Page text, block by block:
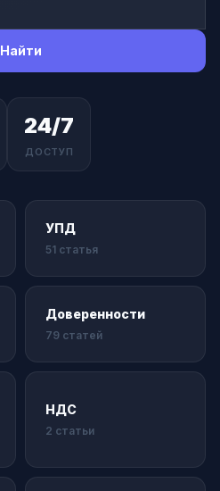
Найти
24/7
ДОСТУП
УПД
51 статья
Доверенности
79 статей
НДС
2 статьи